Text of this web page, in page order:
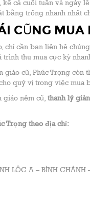
cả cuối tuần và ngày
bằng trống nhanh nhất
CŨNG
chỉ cần bạn liên hệ
thu mua cực kỳ
cũ, Phúc Trọng
quý vị trong việc
giáo nêm cũ, thanh lý
Trọng theo địa chỉ:
LỘC A – BÌNH CHÁNH